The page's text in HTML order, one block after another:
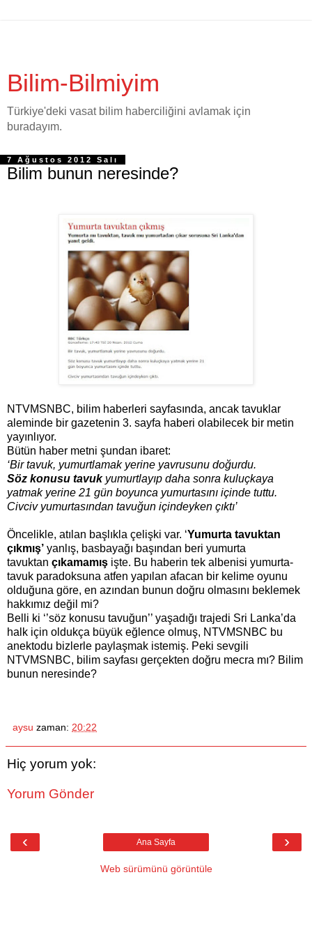
Bilim-Bilmiyim
Türkiye'deki vasat bilim haberciliğini avlamak için
buradayım.
7 Ağustos 2012 Salı
Bilim bunun neresinde?
NTVMSNBC, bilim haberleri sayfasında, ancak tavuklar
aleminde bir gazetenin 3. sayfa haberi olabilecek bir metin
yayınlıyor.
Bütün haber metni şundan ibaret:
‘Bir tavuk, yumurtlamak yerine yavrusunu doğurdu.
Söz konusu tavukyumurtlayıp daha sonra kuluçkaya
yatmak yerine 21 gün boyunca yumurtasını içinde tuttu.
Civciv yumurtasından tavuğun içindeyken çıktı’
Öncelikle, atılan başlıkla çelişki var. ‘Yumurta tavuktan
çıkmış’ yanlış, basbayağı başından beri yumurta
tavuktan çıkamamış işte. Bu haberin tek albenisi yumurta-
tavuk paradoksuna atfen yapılan afacan bir kelime oyunu
olduğuna göre, en azından bunun doğru olmasını beklemek
hakkımız değil mi?
Belli ki ‘’söz konusu tavuğun’’ yaşadığı trajedi Sri Lanka’da
halk için oldukça büyük eğlence olmuş, NTVMSNBC bu
anektodu bizlerle paylaşmak istemiş. Peki sevgili
NTVMSNBC, bilim sayfası gerçekten doğru mecra mı? Bilim
bunun neresinde?
aysu zaman: 20:22
Hiç yorum yok:
Yorum Gönder
‹ ›
Ana Sayfa
Web sürümünü görüntüle